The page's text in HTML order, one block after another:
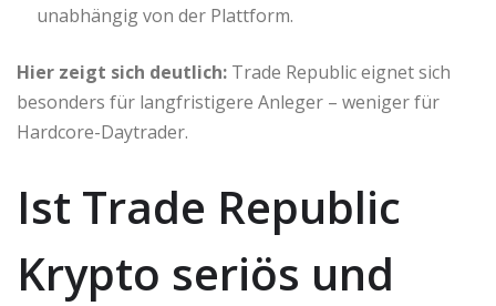
unabhängig von der Plattform.
Hier zeigt sich deutlich: Trade Republic eignet sich
besonders für langfristigere Anleger – weniger für
Hardcore-Daytrader.
Ist Trade Republic
Krypto seriös und